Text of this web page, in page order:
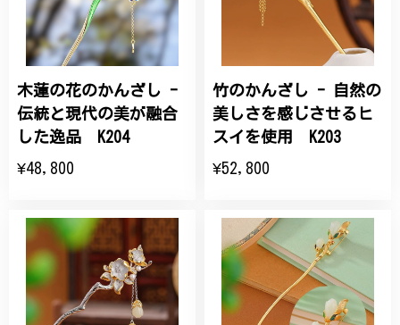
木蓮の花のかんざし -
伝統と現代の美が融合
した逸品 K204
¥48,800
竹のかんざし - 自然の
美しさを感じさせるヒ
スイを使用 K203
¥52,800